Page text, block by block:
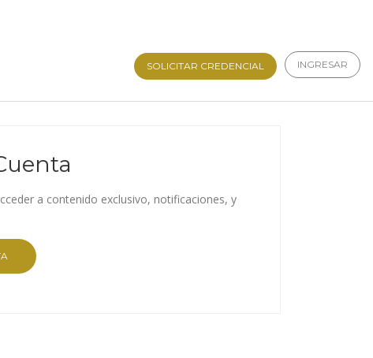
SOLICITAR CREDENCIAL INGRESAR
a contenido exclusivo, notificaciones, y